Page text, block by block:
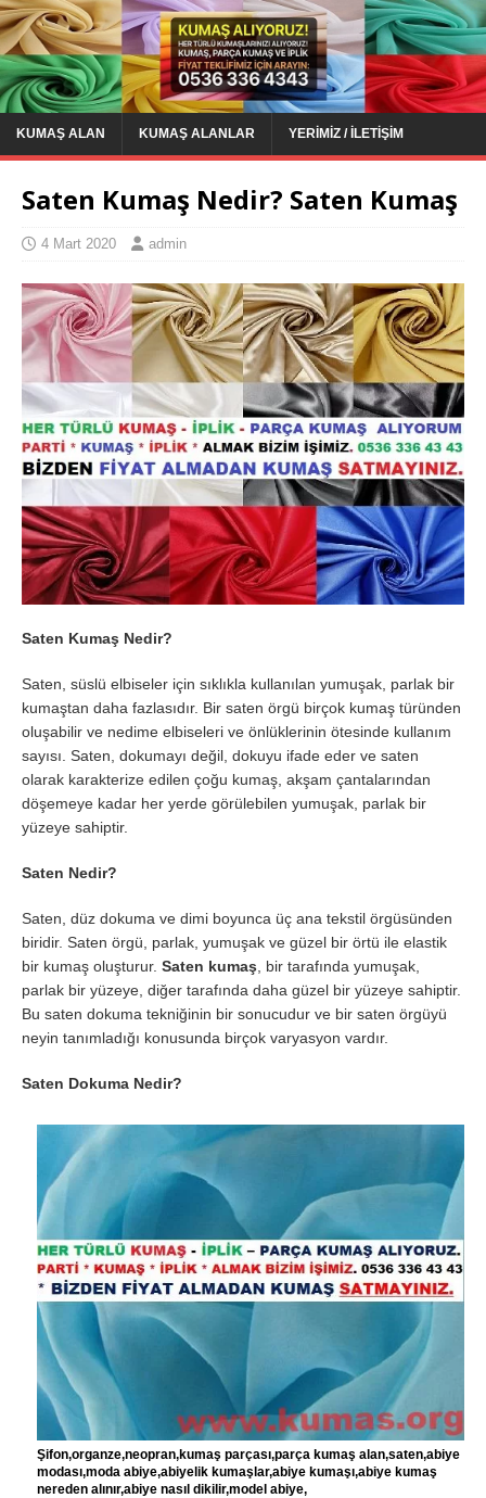
KUMAŞ ALAN KUMAŞ ALANLAR YERIMIZ / İLETIŞIM
Saten Kumaş Nedir? Saten Kumaş
4 Mart 2020 admin
Saten Kumaş Nedir?
Saten, süslü elbiseler için sıklıkla kullanılan yumuşak, parlak bir
kumaştan daha fazlasıdır. Bir saten örgü birçok kumaş türünden
oluşabilir ve nedime elbiseleri ve önlüklerinin ötesinde kullanım
sayısı. Saten, dokumayı değil, dokuyu ifade eder ve saten
olarak karakterize edilen çoğu kumaş, akşam çantalarından
döşemeye kadar her yerde görülebilen yumuşak, parlak bir
yüzeye sahiptir.
Saten Nedir?
Saten, düz dokuma ve dimi boyunca üç ana tekstil örgüsünden
biridir. Saten örgü, parlak, yumuşak ve güzel bir örtü ile elastik
bir kumaş oluşturur. Saten kumaş , bir tarafında yumuşak,
parlak bir yüzeye, diğer tarafında daha güzel bir yüzeye sahiptir.
Bu saten dokuma tekniğinin bir sonucudur ve bir saten örgüyü
neyin tanımladığı konusunda birçok varyasyon vardır.
Saten Dokuma Nedir?
Şifon,organze,neopran,kumaş parçası,parça kumaş alan,saten,abiye
modası,moda abiye,abiyelik kumaşlar,abiye kumaşı,abiye kumaş
nereden alınır,abiye nasıl dikilir,model abiye,